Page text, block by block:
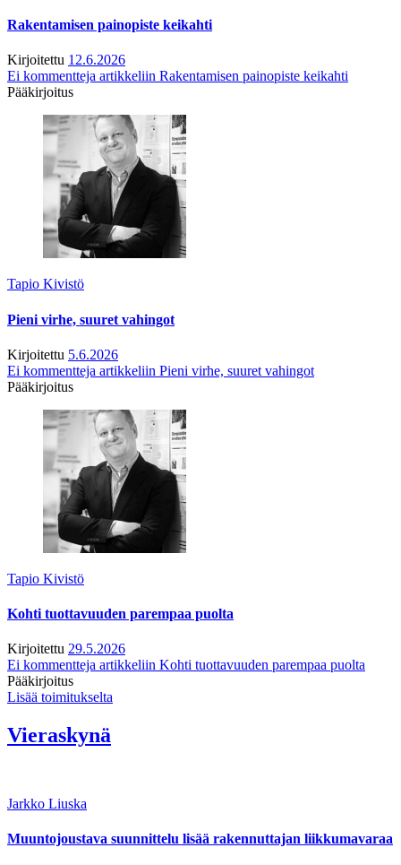
Rakentamisen painopiste keikahti
Kirjoitettu 12.6.2026
Ei kommentteja artikkeliin Rakentamisen painopiste keikahti
Pääkirjoitus
Tapio Kivistö
Pieni virhe, suuret vahingot
Kirjoitettu 5.6.2026
Ei kommentteja artikkeliin Pieni virhe, suuret vahingot
Pääkirjoitus
Tapio Kivistö
Kohti tuottavuuden parempaa puolta
Kirjoitettu 29.5.2026
Ei kommentteja artikkeliin Kohti tuottavuuden parempaa puolta
Pääkirjoitus
Lisää toimitukselta
Vieraskynä
Jarkko Liuska
Muuntojoustava suunnittelu lisää rakennuttajan liikkumavaraa